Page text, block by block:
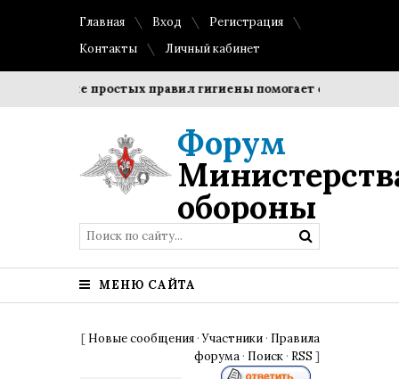
Главная Вход
Регистрация
Контакты
Личный кабинет
простых правил гигиены помогает сохранить
Форум
обороны
МЕНЮ САЙТА
[ Новые сообщения ·Участники · Правила
форума · Поиск · RSS ]